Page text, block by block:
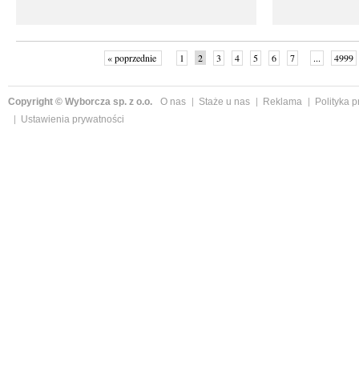
« poprzednie 1 2 3 4 5 6 7 ... 4999
Copyright © Wyborcza sp. z o.o. O nas Staże u nas Reklama
Polityka
Ustawienia prywatności